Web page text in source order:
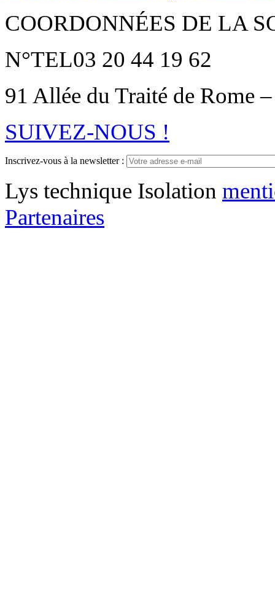
COORDONNÉES DE LA
N°TEL03 20 44 19 62
91 Allée du Traité de Rome
SUIVEZ-NOUS !
Inscrivez-vous à la newsletter :
Lys technique Isolation
Partenaires